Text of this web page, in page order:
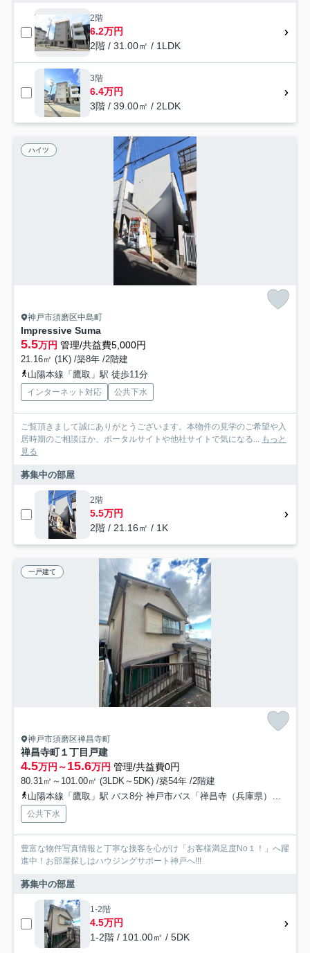
2階
6.2万円
2階 / 31.00㎡ / 1LDK
3階
6.4万円
3階 / 39.00㎡ / 2LDK
ハイツ
神戸市須磨区中島町
Impressive Suma
5.5万円 管理/共益費5,000円
21.16㎡ (1K) /築8年 /2階建
山陽本線「鷹取」駅 徒歩11分
インターネット対応 公共下水
ご覧頂きまして誠にありがとうございます。本物件の見学のご希望や入
居時期のご相談ほか、ポータルサイトや他社サイトで気になる... もっと
見る
募集中の部屋
2階
5.5万円
2階 / 21.16㎡ / 1K
一戸建て
神戸市須磨区禅昌寺町
禅昌寺町１丁目戸建
4.5万円～15.6万円 管理/共益費0円
80.31㎡～101.00㎡ (3LDK～5DK) /築54年 /2階建
山陽本線「鷹取」駅 バス8分 神戸市バス「禅昌寺（兵庫県）」 停歩13分
公共下水
豊富な物件写真情報と丁寧な接客を心がけ「お客様満足度No１！」へ躍
進中！お部屋探しはハウジングサポート神戸へ!!!
募集中の部屋
1-2階
4.5万円
1-2階 / 101.00㎡ / 5DK